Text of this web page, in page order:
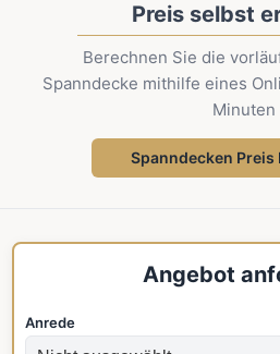
Preis selbst
Berechnen Sie die
Spanndecke mithilfe eines
Minuten
Spanndecken Preis
Angebot
Anrede